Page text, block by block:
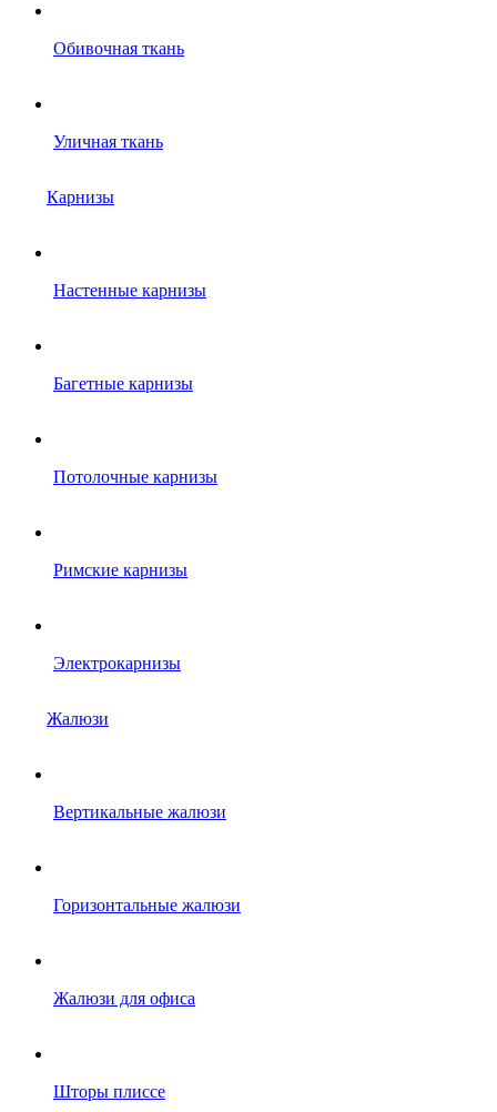
Обивочная ткань
Уличная ткань
Карнизы
Настенные карнизы
Багетные карнизы
Потолочные карнизы
Римские карнизы
Электрокарнизы
Жалюзи
Вертикальные жалюзи
Горизонтальные жалюзи
Жалюзи для офиса
Шторы плиссе